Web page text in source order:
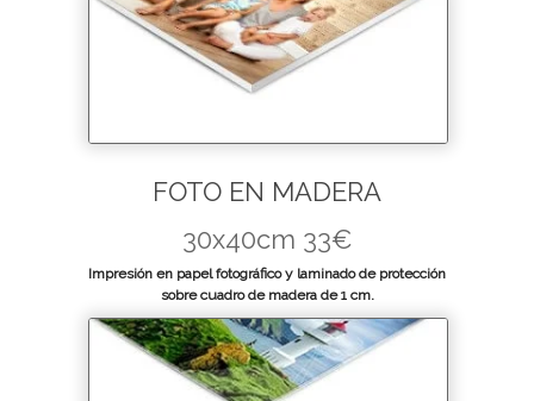
FOTO EN MADERA
30x40cm 33€
Impresión en papel fotográfico y laminado de protección
sobre cuadro de madera de 1 cm.